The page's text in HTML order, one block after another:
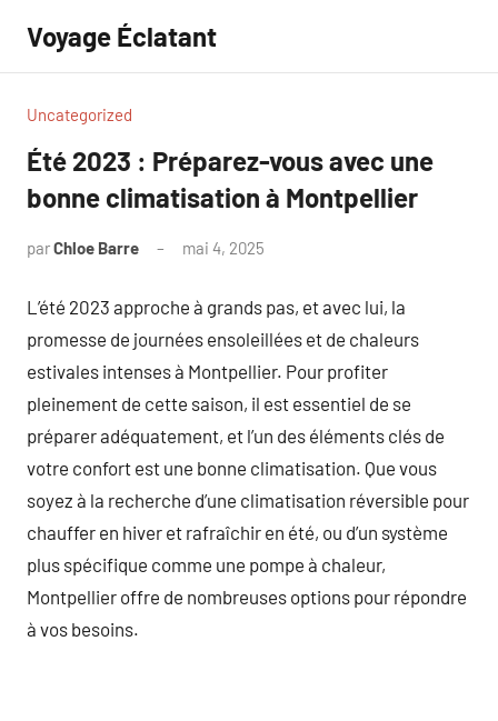
contenu
Voyage Éclatant
Uncategorized
Été 2023 : Préparez-vous avec une
bonne climatisation à Montpellier
parChloe Barre mai 4, 2025
L’été 2023 approche à grands pas, et avec lui, la
promesse de journées ensoleillées et de chaleurs
estivales intenses à Montpellier. Pour profiter
pleinement de cette saison, il est essentiel de se
préparer adéquatement, et l’un des éléments clés de
votre confort est une bonne climatisation. Que vous
soyez à la recherche d’une climatisation réversible pour
chauffer en hiver et rafraîchir en été, ou d’un système
plus spécifique comme une pompe à chaleur,
Montpellier offre de nombreuses options pour répondre
à vos besoins.